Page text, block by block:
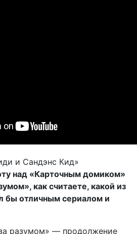
и Сандэнс Кид»
над «Карточным домиком»
как считаете, какой из
бы отличным сериалом и
разумом» — продолжение